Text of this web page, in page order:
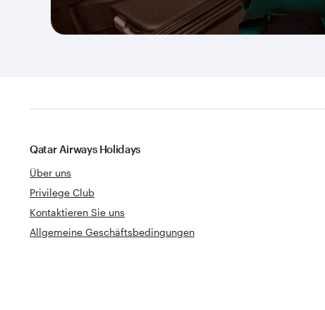
Qatar Airways Holidays
Über uns
Privilege Club
Kontaktieren Sie uns
Allgemeine Geschäftsbedingungen